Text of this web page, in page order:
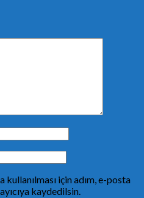
için adım, e-posta
kaydedilsin.